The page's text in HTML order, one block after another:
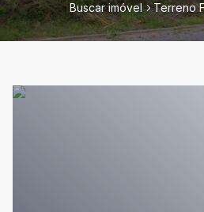
Buscar imóvel Terreno